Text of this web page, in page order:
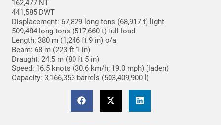
162,477 NT
441,585 DWT
Displacement: 67,829 long tons (68,917 t) light
509,484 long tons (517,660 t) full load
Length: 380 m (1,246 ft 9 in) o/a
Beam: 68 m (223 ft 1 in)
Draught: 24.5 m (80 ft 5 in)
Speed: 16.5 knots (30.6 km/h; 19.0 mph) (laden)
Capacity: 3,166,353 barrels (503,409,900 l)